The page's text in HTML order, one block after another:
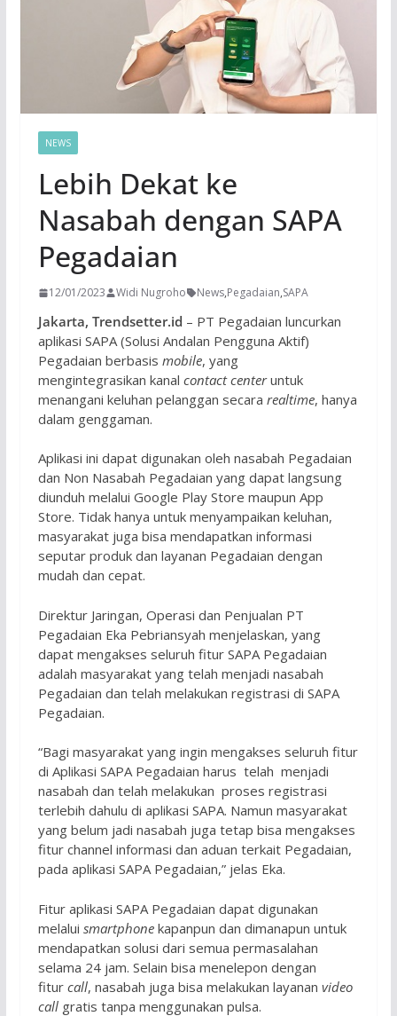
NEWS
Lebih Dekat ke
Nasabah dengan SAPA
Pegadaian
12/01/2023 Widi Nugroho News,Pegadaian,SAPA
Jakarta, Trendsetter.id – PT Pegadaian luncurkan
aplikasi SAPA (Solusi Andalan Pengguna Aktif)
Pegadaian berbasis mobile, yang
mengintegrasikan kanal contact centeruntuk
menangani keluhan pelanggan secara realtime, hanya
dalam genggaman.
Aplikasi ini dapat digunakan oleh nasabah Pegadaian
dan Non Nasabah Pegadaian yang dapat langsung
diunduh melalui Google Play Store maupun App
Store. Tidak hanya untuk menyampaikan keluhan,
masyarakat juga bisa mendapatkan informasi
seputar produk dan layanan Pegadaian dengan
mudah dan cepat.
Direktur Jaringan, Operasi dan Penjualan PT
Pegadaian Eka Pebriansyah menjelaskan, yang
dapat mengakses seluruh fitur SAPA Pegadaian
adalah masyarakat yang telah menjadi nasabah
Pegadaian dan telah melakukan registrasi di SAPA
Pegadaian.
“Bagi masyarakat yang ingin mengakses seluruh fitur
di Aplikasi SAPA Pegadaian harus telah menjadi
nasabah dan telah melakukan proses registrasi
terlebih dahulu di aplikasi SAPA. Namun masyarakat
yang belum jadi nasabah juga tetap bisa mengakses
fitur channel informasi dan aduan terkait Pegadaian,
pada aplikasi SAPA Pegadaian,” jelas Eka.
Fitur aplikasi SAPA Pegadaian dapat digunakan
melalui smartphonekapanpun dan dimanapun untuk
mendapatkan solusi dari semua permasalahan
selama 24 jam. Selain bisa menelepon dengan
fitur call, nasabah juga bisa melakukan layanan video
callgratis tanpa menggunakan pulsa.